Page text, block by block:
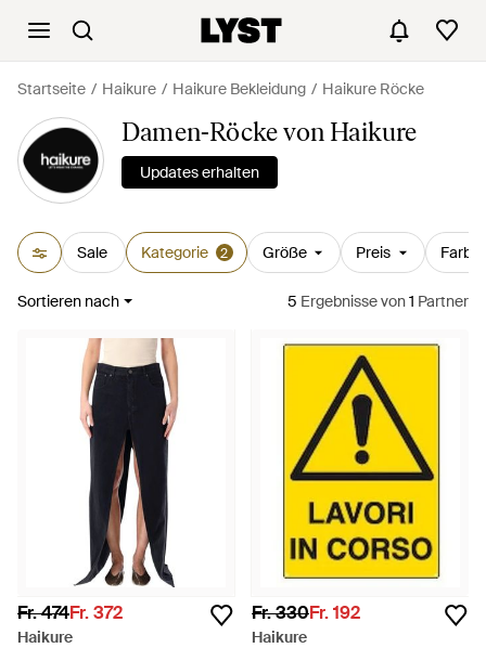
Startseite Haikure Haikure Bekleidung Haikure Röcke
Damen-Röcke von Haikure
Updates erhalten
Sale Kategorie 2 Größe Preis Farbe
Sortieren nach 5 Ergebnissevon1 Partner
Fr. 474Fr. 372
Haikure
Fr. 330Fr. 192
Haikure